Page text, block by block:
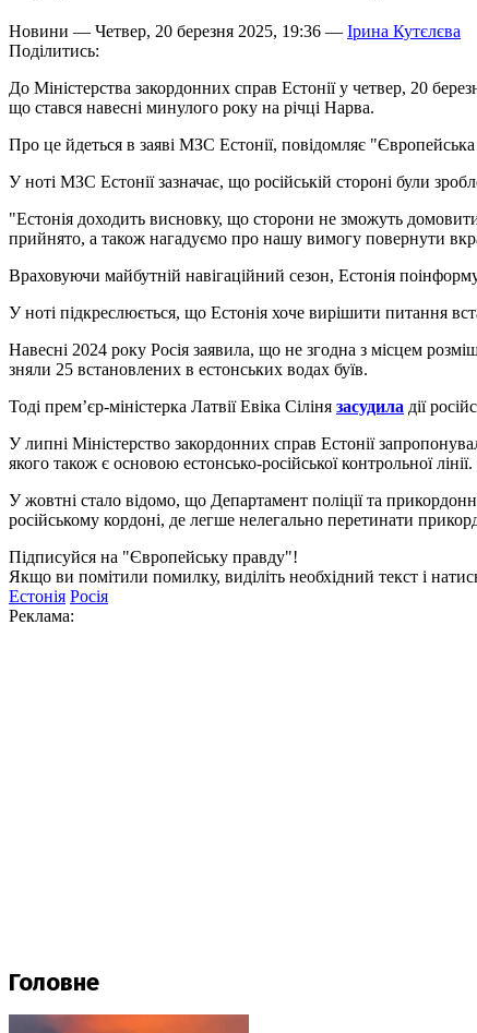
Новини — Четвер, 20 березня 2025, 19:36 — Ірина Кутєлєва
Поділитись:
До Міністерства закордонних справ Естонії у четвер, 20
що стався навесні минулого року на річці Нарва.
Про це йдеться в заяві МЗС Естонії, повідомляє
У ноті МЗС Естонії зазначає, що російській стороні були
"Естонія доходить висновку, що сторони не зможуть
прийнято, а також нагадуємо про нашу вимогу повернути
Враховуючи майбутній навігаційний сезон, Естонія
У ноті підкреслюється, що Естонія хоче вирішити питання
Навесні 2024 року Росія заявила, що не згодна з місцем
зняли 25 встановлених в естонських водах буїв.
Тоді прем’єр-міністерка Латвії Евіка Сіліня засудила дії
У липні Міністерство закордонних справ Естонії
якого також є основою естонсько-російської контрольної
У жовтні стало відомо, що Департамент поліції та
російському кордоні, де легше нелегально перетинати
Підписуйся на "Європейську правду"!
Якщо ви помітили помилку, виділіть необхідний текст і
Естонія Росія
Реклама:
Головне